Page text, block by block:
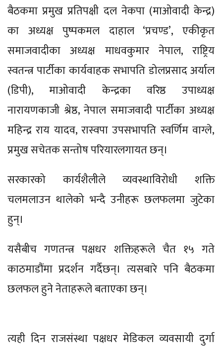
बैठकमा प्रमुख प्रतिपक्षी दल नेकपा (माओवादी केन्द्र)
का अध्यक्ष पुष्पकमल दाहाल ‘प्रचण्ड’, एकीकृत
समाजवादीका अध्यक्ष माधवकुमार नेपाल, राष्ट्रिय
स्वतन्त्र पार्टीका कार्यवाहक सभापति डोलप्रसाद अर्याल
(डिपी), माओवादी केन्द्रका वरिष्ठ उपाध्यक्ष
नारायणकाजी श्रेष्ठ, नेपाल समाजवादी पार्टीका अध्यक्ष
महिन्द्र राय यादव, रास्वपा उपसभापति स्वर्णिम वाग्ले,
प्रमुख सचेतक सन्तोष परियारलगायत छन्।
सरकारको कार्यशैलीले व्यवस्थाविरोधी शक्ति
चलमलाउन थालेको भन्दै उनीहरू छलफलमा जुटेका
हुन्।
यसैबीच गणतन्त्र पक्षधर शक्तिहरूले चैत १५ गते
काठमाडौंमा प्रदर्शन गर्दैछन्। त्यसबारे पनि बैठकमा
छलफल हुने नेताहरूले बताएका छन्।
त्यही दिन राजसंस्था पक्षधर मेडिकल व्यवसायी दुर्गा